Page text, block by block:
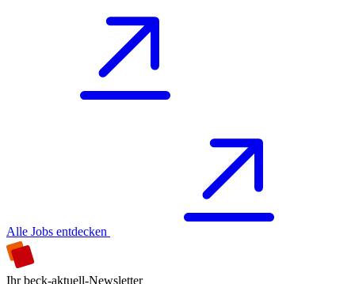
Alle Jobs entdecken
Ihr beck-aktuell-Newsletter